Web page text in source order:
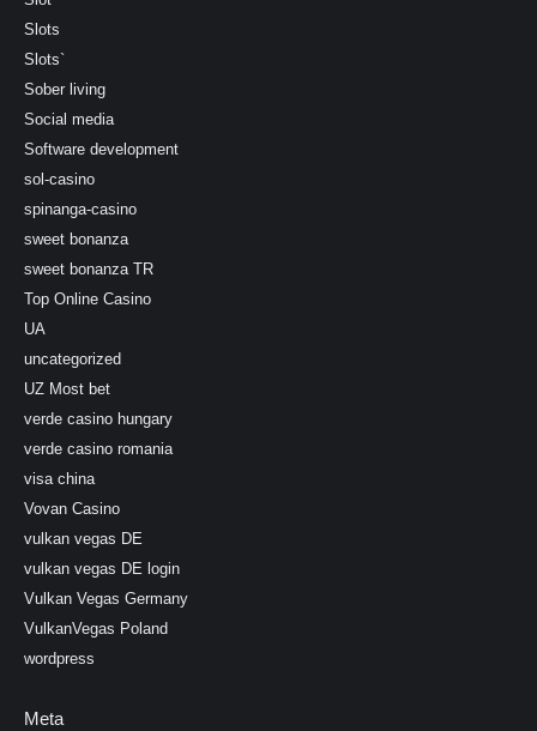
Slots
Slots`
Sober living
Social media
Software development
sol-casino
spinanga-casino
sweet bonanza
sweet bonanza TR
Top Online Casino
UA
uncategorized
UZ Most bet
verde casino hungary
verde casino romania
visa china
Vovan Casino
vulkan vegas DE
vulkan vegas DE login
Vulkan Vegas Germany
VulkanVegas Poland
wordpress
Meta